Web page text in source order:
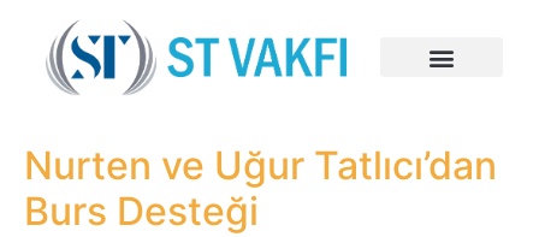
Nurten ve Uğur Tatlıcı’dan
Burs Desteği